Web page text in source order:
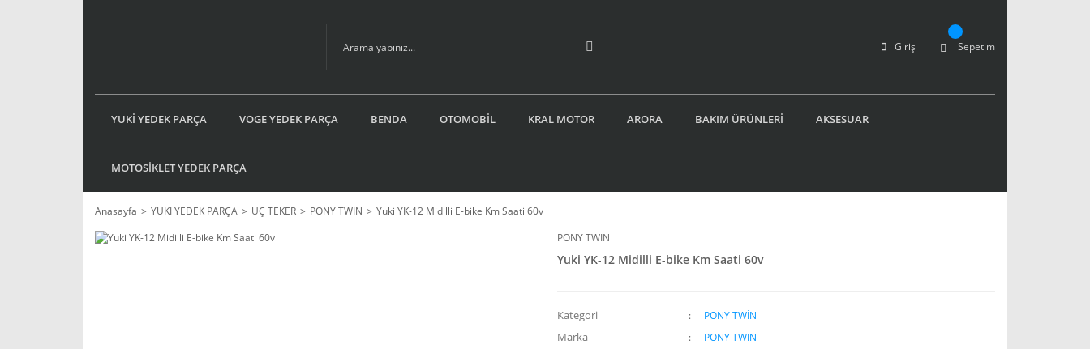
Giriş Sepetim
YUKİ YEDEK PARÇA VOGE YEDEK PARÇA BENDA OTOMOBİL KRAL MOTOR ARORA BAKIM ÜRÜNLERİ AKSESUAR
MOTOSİKLET YEDEK PARÇA
Anasayfa YUKİ YEDEK PARÇA ÜÇ TEKER PONY TWİN
Yuki YK-12 Midilli E-bike Km Saati 60v
PONY TWIN
Yuki YK-12 Midilli E-bike Km Saati 60v
Kategori PONY TWİN
Marka PONY TWIN